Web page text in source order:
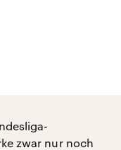
zwar nur noch